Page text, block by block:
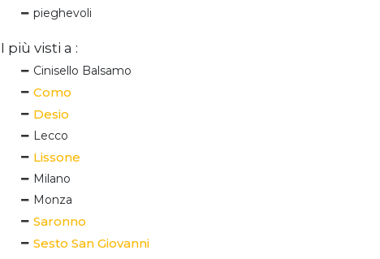
pieghevoli
I più visti a :
Cinisello Balsamo
Como
Desio
Lecco
Lissone
Milano
Monza
Saronno
Sesto San Giovanni